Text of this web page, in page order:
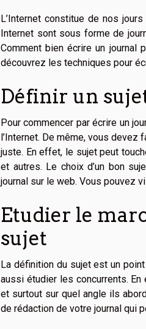
L’Internet constitue de nos
Internet sont sous forme de
Comment bien écrire un journal
découvrez les techniques pour
Définir un
Pour commencer par écrire un
l’Internet. De même, vous devez
juste. En effet, le sujet peut
et autres. Le choix d’un bon
journal sur le web. Vous pouvez
Etudier le
sujet
La définition du sujet est un
aussi étudier les concurrents.
et surtout sur quel angle ils
de rédaction de votre journal qui